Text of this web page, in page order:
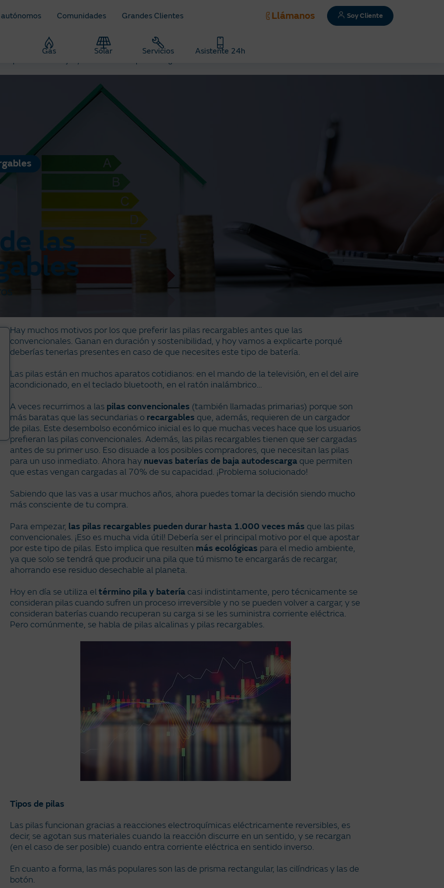
Comunidades Grandes Clientes Llámanos Soy Cliente
Gas Solar Servicios Asistente 24h
las
Hay muchos motivos por los que preferir las pilas recargables antes que las
convencionales. Ganan en duración y sostenibilidad, y hoy vamos a explicarte porqué
deberías tenerlas presentes en caso de que necesites este tipo de batería.
Las pilas están en muchos aparatos cotidianos: en el mando de la televisión, en el del aire
acondicionado, en el teclado bluetooth, en el ratón inalámbrico…
A veces recurrimos a las pilas convencionales (también llamadas primarias) porque son
más baratas que las secundarias o recargables que, además, requieren de un cargador
de pilas. Este desembolso económico inicial es lo que muchas veces hace que los usuarios
prefieran las pilas convencionales. Además, las pilas recargables tienen que ser cargadas
antes de su primer uso. Eso disuade a los posibles compradores, que necesitan las pilas
para un uso inmediato. Ahora hay nuevas baterías de baja autodescarga que permiten
que estas vengan cargadas al 70% de su capacidad. ¡Problema solucionado!
Sabiendo que las vas a usar muchos años, ahora puedes tomar la decisión siendo mucho
más consciente de tu compra.
Para empezar, las pilas recargables pueden durar hasta 1.000 veces más que las pilas
convencionales. ¡Eso es mucha vida útil! Debería ser el principal motivo por el que apostar
por este tipo de pilas. Esto implica que resulten más ecológicas para el medio ambiente,
ya que solo se tendrá que producir una pila que tú mismo te encargarás de recargar,
ahorrando ese residuo desechable al planeta.
Hoy en día se utiliza eltérmino pila y batería casi indistintamente, pero técnicamente se
consideran pilas cuando sufren un proceso irreversible y no se pueden volver a cargar, y se
consideran baterías cuando recuperan su carga si se les suministra corriente eléctrica.
Pero comúnmente, se habla de pilas alcalinas y pilas recargables.
Tipos de pilas
Las pilas funcionan gracias a reacciones electroquímicas eléctricamente reversibles, es
decir, se agotan sus materiales cuando la reacción discurre en un sentido, y se recargan
(en el caso de ser posible) cuando entra corriente eléctrica en sentido inverso.
En cuanto a forma, las más populares son las de prisma rectangular, las cilíndricas y las de
botón.